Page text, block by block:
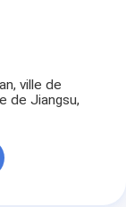
ville de
de Jiangsu,